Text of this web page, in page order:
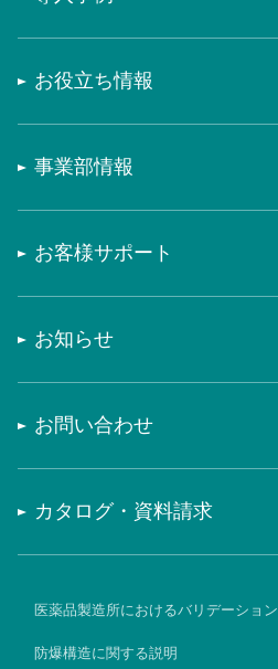
お役立ち情報
事業部情報
お客様サポート
お知らせ
お問い合わせ
カタログ・資料請求
医薬品製造所におけるバリデーション
防爆構造に関する説明